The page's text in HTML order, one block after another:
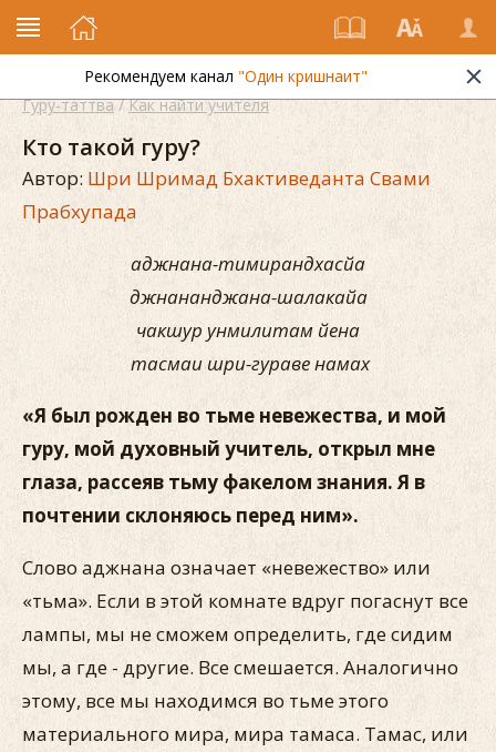
Рекомендуем канал "Один кришнаит"
Гуру-таттва/Как найти учителя
Кто такой гуру?
Автор: Шри Шримад Бхактиведанта Свами
Прабхупада
аджнана-тимирандхасйа
джнананджана-шалакайа
чакшур унмилитам йена
тасмаи шри-гураве намах
«Я был рожден во тьме невежества, и мой
гуру, мой духовный учитель, открыл мне
глаза, рассеяв тьму факелом знания. Я в
почтении склоняюсь перед ним».
Слово аджнана означает «невежество» или
«тьма». Если в этой комнате вдруг погаснут все
лампы, мы не сможем определить, где сидим
мы, а где - другие. Все смешается. Аналогично
этому, все мы находимся во тьме этого
материального мира, мира тамаса. Тамас, или